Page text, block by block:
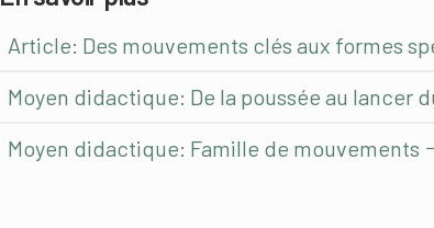
Article: Des mouvements clés aux formes
Moyen didactique: De la poussée au lancer
Moyen didactique: Famille de mouvements